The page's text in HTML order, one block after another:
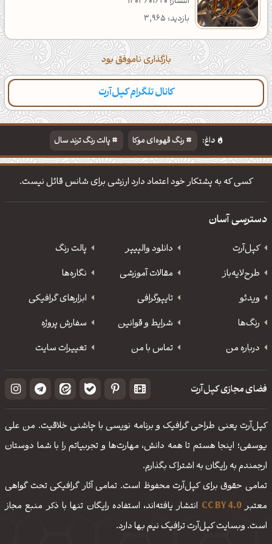
بازدید: 3,965
بارگذاری ناموفق بود
کانال تلگرام کپل‌آرت
داغ: رنگ قهوه‌ای موکا
پالت رنگ ترند سال
دانلود والپیپر مذهبی
تایپوگرافی شعر مولانا
کسی که به پشتکار خود اعتماد دارد ارزشی برای شانس قائل نیست.
دسترسی آسان
کپل‌آرت دانلود‌ والپیپر
پالت رنگ
طرح‌لایه‌باز
مقالات آموزشی
نگاره‌ها
ویدئو
‌تایپوگرافی
ابزارهای گرافیکی
رنگ‌ها
شرایط و قوانین
سفارش پروژه
درباره من
تماس با من تغییرات سایت
فضای مجازی کپل‌آرت
کپل‌آرت یعنی طراحی گرافیک و برنامه نویسی با چاشنی خلاقیت. من علی
یوسفی؛ اینجا هستم تا همه دانش، مهارت‌‌ها و تجربیاتم را با شما دوستان
ارجمندم به رایگان به اشتراک بگذارم.
تمامی حقوق برای کپل‌آرت محفوظ است. تمامی آثار گرافیکی تحت گواهی
معتبرCC BY 4.0 انتشار یافته‌اند، استفاده رایگان تنها با ذکر منبع مجاز
است. وبسایت کپل‌آرت ترافیک نیم بها دارد.